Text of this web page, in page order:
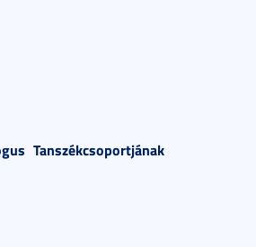
Tanszékcsoportjának